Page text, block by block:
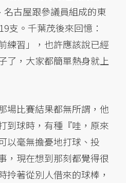
古屋跟參議員組成的東
支。千葉茂後來回憶：
練習」，也許應該說已經
了，大家都簡單熱身就上
場比賽結果都無所謂，他
到球時，有種『哇，原來
以毫無擔憂地打球、投
，現在想到那刻都覺得很
拎著從別人借來的球棒，